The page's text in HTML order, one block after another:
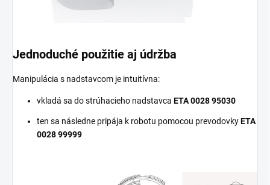
Jednoduché použitie aj údržba
Manipulácia s nadstavcom je intuitívna:
vkladá sa do strúhacieho nadstavca ETA 0028 95030
ten sa následne pripája k robotu pomocou prevodovkyETA
0028 99999